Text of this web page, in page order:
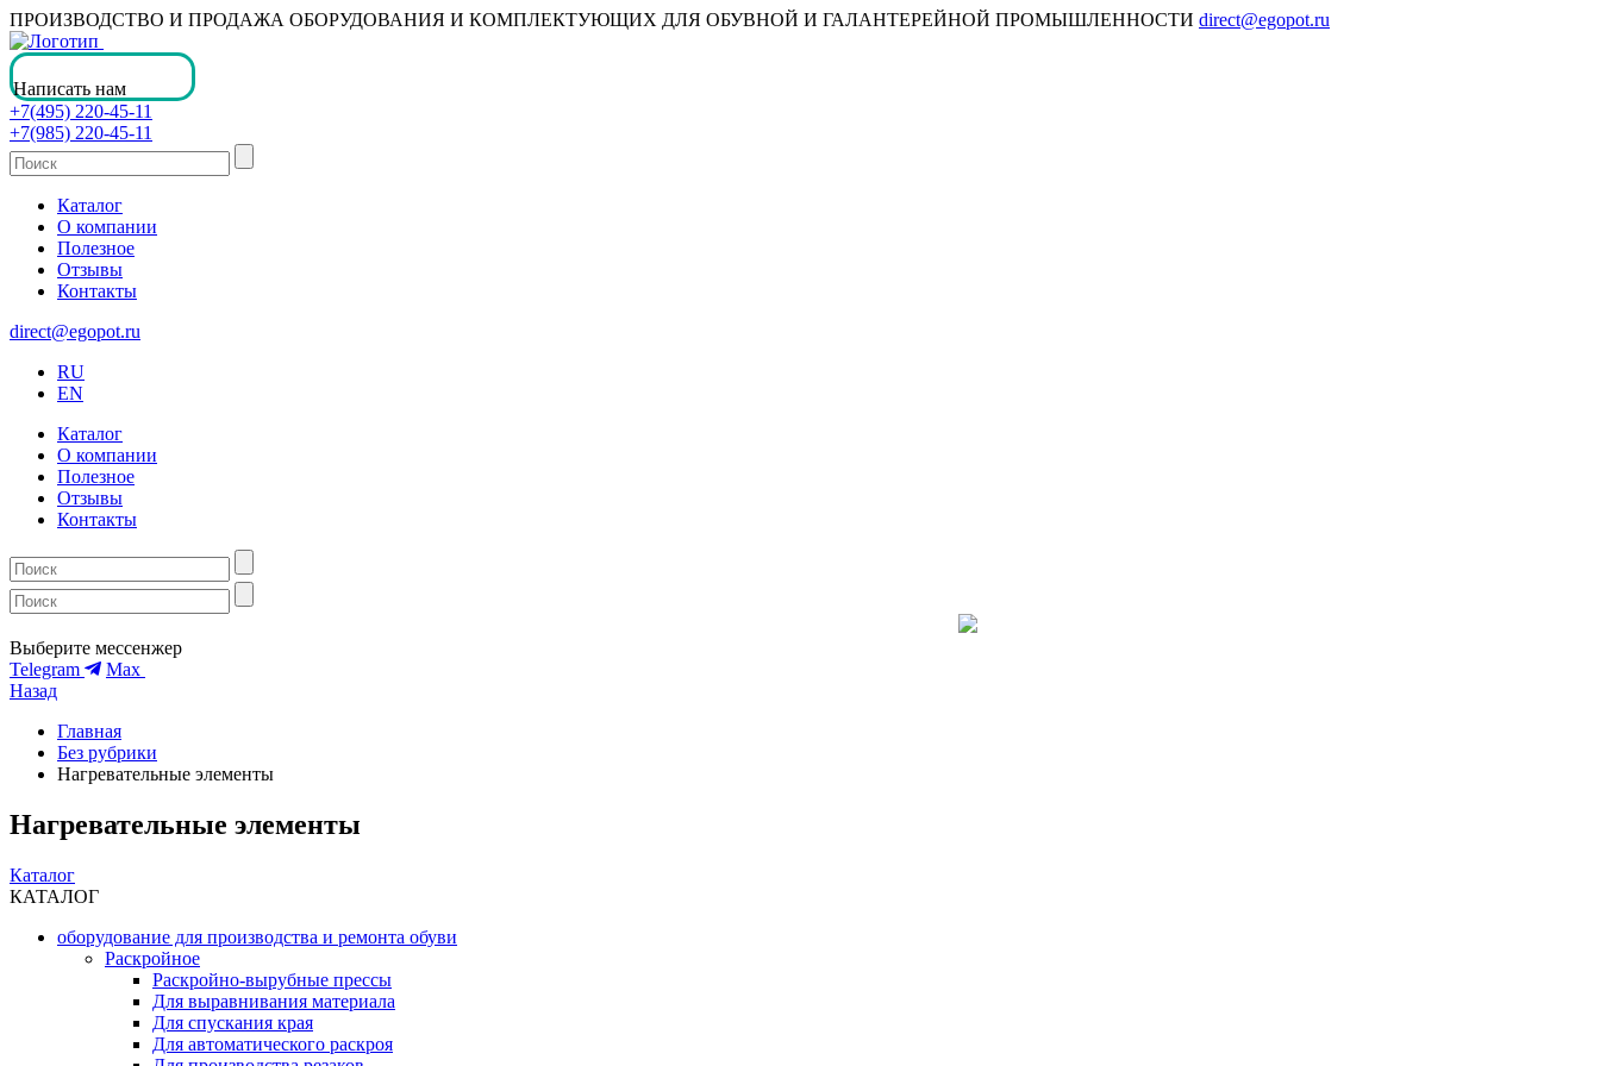
ПРОИЗВОДСТВО И ПРОДАЖА ОБОРУДОВАНИЯ И КОМПЛЕКТУЮЩИХ ДЛЯ ОБУВНОЙ И ГАЛАНТЕРЕЙНОЙ ПРОМЫШЛЕННОСТИ direct@egopot.ru
Написать нам
+7(495) 220-45-11
+7(985) 220-45-11
Каталог
О компании
Полезное
Отзывы
Контакты
direct@egopot.ru
RU
EN
Каталог
О компании
Полезное
Отзывы
Контакты
Выберите мессенжер
Telegram
Max
Назад
Главная
Без рубрики
Нагревательные элементы
Нагревательные элементы
Каталог
КАТАЛОГ
оборудование для производства и ремонта обуви
Раскройное
Раскройно-вырубные прессы
Для выравнивания материала
Для спускания края
Для автоматического раскроя